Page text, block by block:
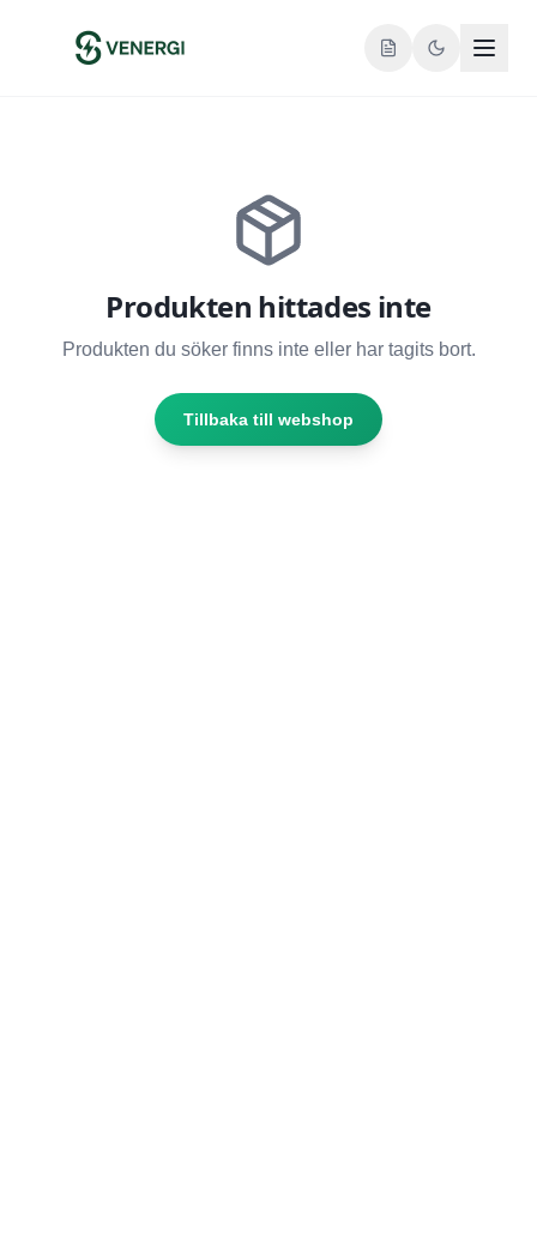
Produkten hittades inte
Produkten du söker finns inte eller har tagits bort.
Tillbaka till webshop